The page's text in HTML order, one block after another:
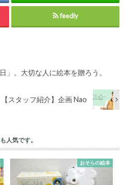
feedly
」。大切な人に絵本を贈ろう。
【スタッフ紹介】企画 Nao
人気です。
おそらの絵本